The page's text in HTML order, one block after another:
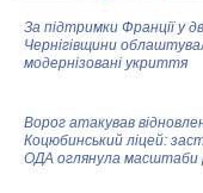
За підтримки Франції у
Чернігівщини
модернізовані укриття
Ворог атакував
Коцюбинський ліцей:
ОДА оглянула масштаби